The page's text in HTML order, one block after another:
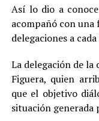
Así lo dio a
acompañó con una
delegaciones a
La delegación de
Figuera, quien
que el objetivo
situación